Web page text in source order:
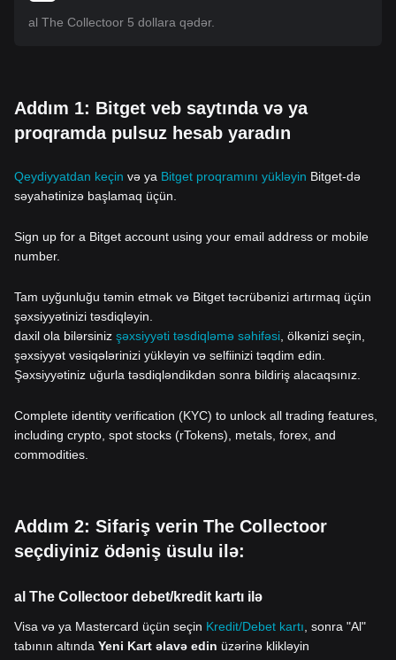
al The Collectoor 5 dollara qədər.
Addım 1: Bitget veb saytında və ya
proqramda pulsuz hesab yaradın
Qeydiyyatdan keçin və ya Bitget proqramını yükləyin Bitget-də
səyahətinizə başlamaq üçün.
Sign up for a Bitget account using your email address or mobile
number.
Tam uyğunluğu təmin etmək və Bitget təcrübənizi artırmaq üçün
şəxsiyyətinizi təsdiqləyin.
daxil ola bilərsiniz şəxsiyyəti təsdiqləmə səhifəsi , ölkənizi seçin,
şəxsiyyət vəsiqələrinizi yükləyin və selfiinizi təqdim edin.
Şəxsiyyətiniz uğurla təsdiqləndikdən sonra bildiriş alacaqsınız.
Complete identity verification (KYC) to unlock all trading features,
including crypto, spot stocks (rTokens), metals, forex, and
commodities.
Addım 2: Sifariş verin The Collectoor
seçdiyiniz ödəniş üsulu ilə:
al The Collectoor debet/kredit kartı ilə
Visa və ya Mastercard üçün seçin Kredit/Debet kartı , sonra "Al"
tabının altında Yeni Kart əlavə edin üzərinə klikləyin